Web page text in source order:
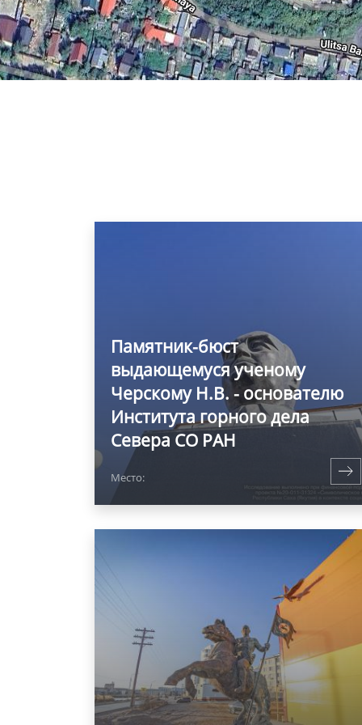
Памятник-бюст
выдающемуся ученому
Черскому Н.В. - основателю
Института горного дела
Севера СО РАН
Место: